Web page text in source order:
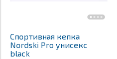
Спортивная кепка
Nordski Pro унисекс
black